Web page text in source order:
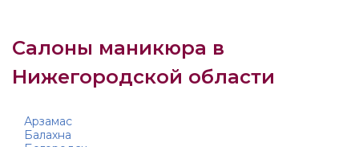
Салоны маникюра в
Нижегородской области
Арзамас
Балахна